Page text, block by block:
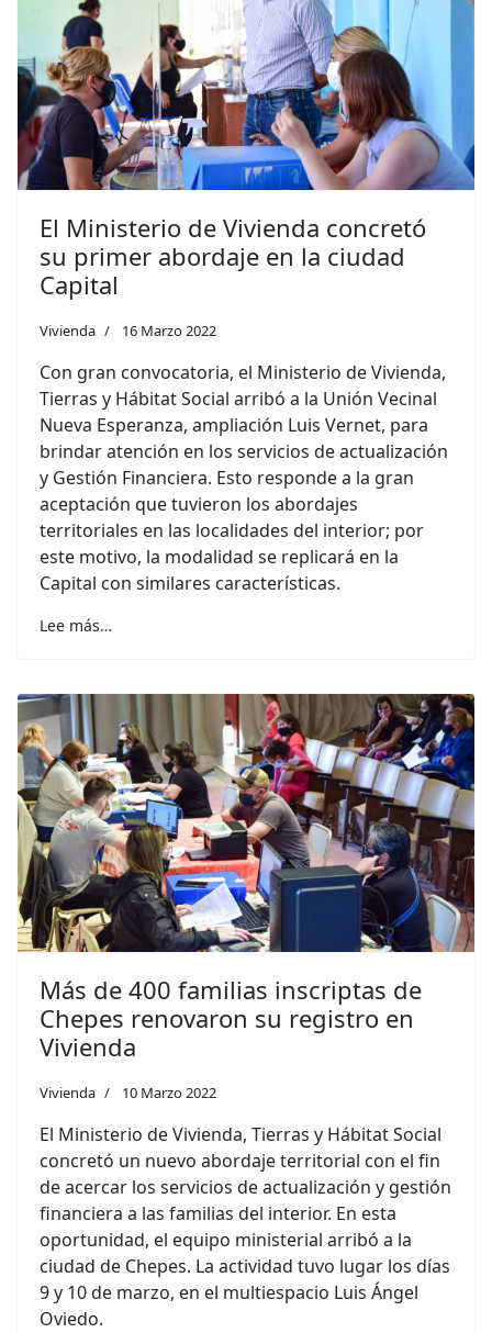
El Ministerio de Vivienda concretó
su primer abordaje en la ciudad
Capital
Vivienda 16 Marzo 2022
Con gran convocatoria, el Ministerio de Vivienda,
Tierras y Hábitat Social arribó a la Unión Vecinal
Nueva Esperanza, ampliación Luis Vernet, para
brindar atención en los servicios de actualización
y Gestión Financiera. Esto responde a la gran
aceptación que tuvieron los abordajes
territoriales en las localidades del interior; por
este motivo, la modalidad se replicará en la
Capital con similares características.
Lee más…
Más de 400 familias inscriptas de
Chepes renovaron su registro en
Vivienda
Vivienda 10 Marzo 2022
El Ministerio de Vivienda, Tierras y Hábitat Social
concretó un nuevo abordaje territorial con el fin
de acercar los servicios de actualización y gestión
financiera a las familias del interior. En esta
oportunidad, el equipo ministerial arribó a la
ciudad de Chepes. La actividad tuvo lugar los días
9 y 10 de marzo, en el multiespacio Luis Ángel
Oviedo.